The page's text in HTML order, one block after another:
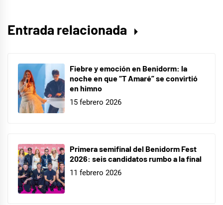
Entrada relacionada
Fiebre y emoción en Benidorm: la
noche en que “T Amaré” se convirtió
en himno
15 febrero 2026
Primera semifinal del Benidorm Fest
2026: seis candidatos rumbo a la final
11 febrero 2026